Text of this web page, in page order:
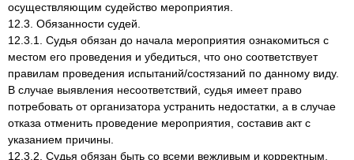
осуществляющим судейство мероприятия.
12.3. Обязанности судей.
12.3.1. Судья обязан до начала мероприятия ознакомиться с
местом его проведения и убедиться, что оно соответствует
правилам проведения испытаний/состязаний по данному виду.
В случае выявления несоответствий, судья имеет право
потребовать от организатора устранить недостатки, а в случае
отказа отменить проведение мероприятия, составив акт с
указанием причины.
12.3.2. Судья обязан быть со всеми вежливым и корректным,